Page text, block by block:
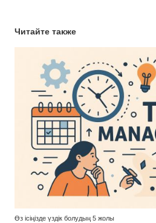
Читайте также
Өз ісіңізде үздік болудың 5 жолы